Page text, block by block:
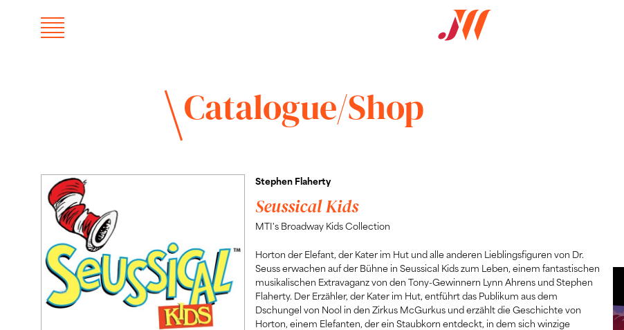
Catalogue/Shop
Stephen Flaherty
Seussical Kids
MTI's Broadway Kids Collection
Horton der Elefant, der Kater im Hut und alle anderen Lieblingsfiguren von Dr.
Seuss erwachen auf der Bühne in Seussical Kids zum Leben, einem fantastischen
musikalischen Extravaganz von den Tony-Gewinnern Lynn Ahrens und Stephen
Flaherty. Der Erzähler, der Kater im Hut, entführt das Publikum aus dem
Dschungel von Nool in den Zirkus McGurkus und erzählt die Geschichte von
Horton, einem Elefanten, der ein Staubkorn entdeckt, in dem sich winzige